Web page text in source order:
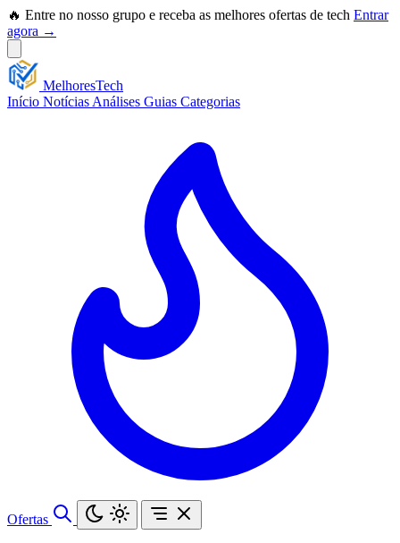
🔥 Entre no nosso grupo e receba as melhores ofertas de tech Entrar
agora →
MelhoresTech
Início Notícias Análises Guias Categorias
Ofertas